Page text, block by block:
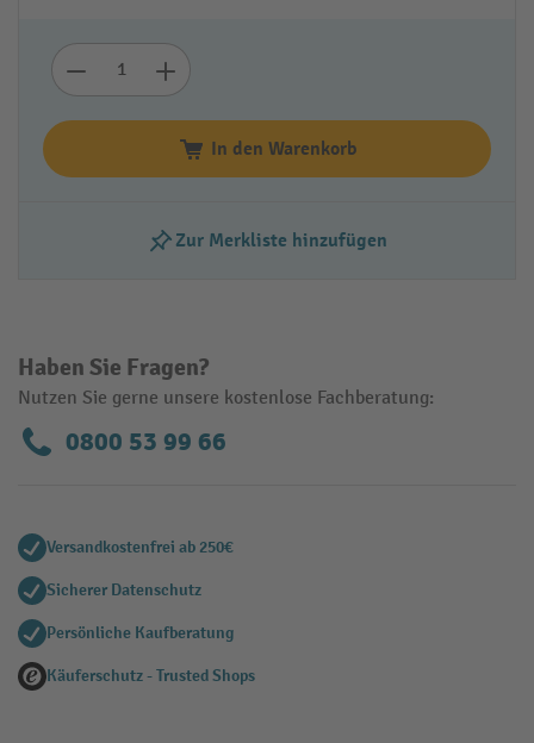
In den Warenkorb
Zur Merkliste hinzufügen
Haben Sie Fragen?
Nutzen Sie gerne unsere kostenlose Fachberatung:
0800 53 99 66
Versandkostenfrei ab 250€
Sicherer Datenschutz
Persönliche Kaufberatung
Käuferschutz - Trusted Shops